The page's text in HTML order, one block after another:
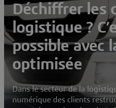
Déchiffrer les
logistique ?
possible avec
optimisée
Dans le secteur de la
numérique des clients